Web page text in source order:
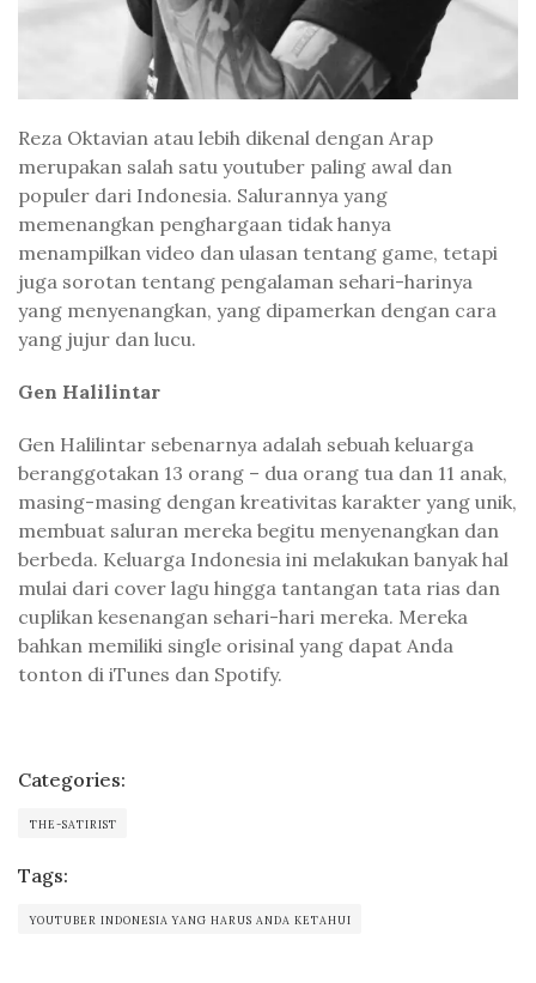
Reza Oktavian atau lebih dikenal dengan Arap
merupakan salah satu youtuber paling awal dan
populer dari Indonesia. Salurannya yang
memenangkan penghargaan tidak hanya
menampilkan video dan ulasan tentang game, tetapi
juga sorotan tentang pengalaman sehari-harinya
yang menyenangkan, yang dipamerkan dengan cara
yang jujur ​​dan lucu.
Gen Halilintar
Gen Halilintar sebenarnya adalah sebuah keluarga
beranggotakan 13 orang – dua orang tua dan 11 anak,
masing-masing dengan kreativitas karakter yang unik,
membuat saluran mereka begitu menyenangkan dan
berbeda. Keluarga Indonesia ini melakukan banyak hal
mulai dari cover lagu hingga tantangan tata rias dan
cuplikan kesenangan sehari-hari mereka. Mereka
bahkan memiliki single orisinal yang dapat Anda
tonton di iTunes dan Spotify.
Categories:
THE-SATIRIST
Tags:
YOUTUBER INDONESIA YANG HARUS ANDA KETAHUI